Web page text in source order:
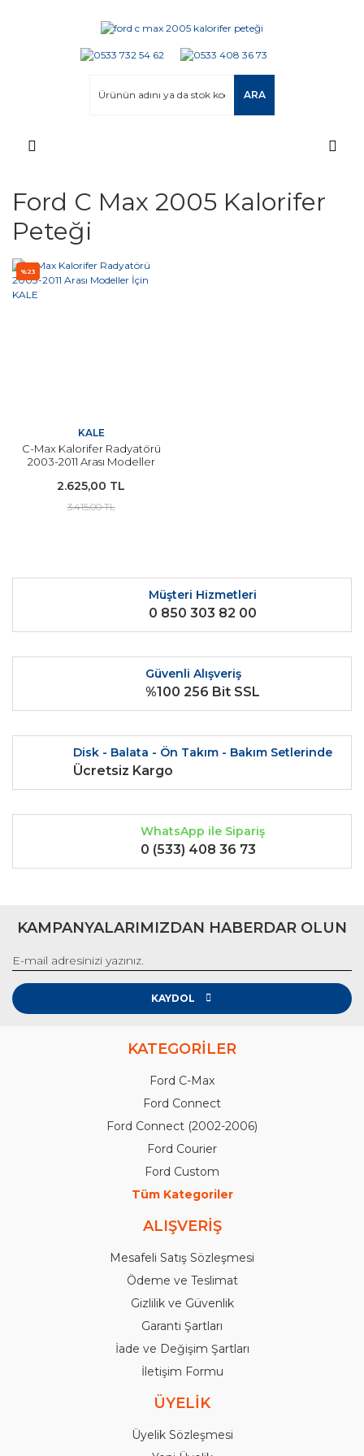
ARA
Ford C Max 2005 Kalorifer
Peteği
%23
KALE
C-Max Kalorifer Radyatörü
2003-2011 Arası Modeller
2.625,00 TL
3.415,00 TL
Müşteri Hizmetleri
0 850 303 82 00
Güvenli Alışveriş
%100 256 Bit SSL
Disk - Balata - Ön Takım - Bakım Setlerinde
Ücretsiz Kargo
WhatsApp ile Sipariş
0 (533) 408 36 73
KAMPANYALARIMIZDAN HABERDAR OLUN
KAYDOL
KATEGORİLER
Ford C-Max
Ford Connect
Ford Connect (2002-2006)
Ford Courier
Ford Custom
Tüm Kategoriler
ALIŞVERİŞ
Mesafeli Satış Sözleşmesi
Ödeme ve Teslimat
Gizlilik ve Güvenlik
Garanti Şartları
İade ve Değişim Şartları
İletişim Formu
ÜYELİK
Üyelik Sözleşmesi